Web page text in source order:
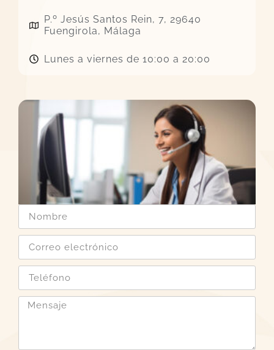
P.º Jesús Santos Rein, 7, 29640
Fuengirola, Málaga
Lunes a viernes de 10:00 a 20:00